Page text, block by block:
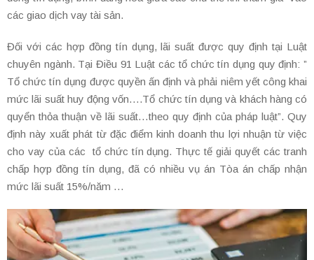
các giao dịch vay tài sản.
Đối với các hợp đồng tín dụng, lãi suất được quy định tại Luật
chuyên ngành. Tại Điều 91 Luật các tổ chức tín dụng quy định: ”
Tổ chức tín dụng được quyền ấn định và phải niêm yết công khai
mức lãi suất huy động vốn….Tổ chức tín dụng và khách hàng có
quyển thỏa thuận về lãi suất…theo quy định của pháp luật”. Quy
định này xuất phát từ đặc điểm kinh doanh thu lợi nhuận từ việc
cho vay của các tổ chức tín dụng. Thực tế giải quyết các tranh
chấp hợp đồng tín dụng, đã có nhiều vụ án Tòa án chấp nhận
mức lãi suất 15%/năm …